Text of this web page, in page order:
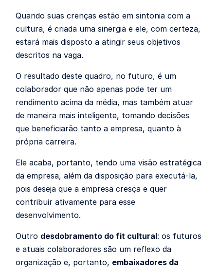
Quando suas crenças estão em sintonia com a
cultura, é criada uma sinergia e ele, com certeza,
estará mais disposto a atingir seus objetivos
descritos na vaga.
O resultado deste quadro, no futuro, é um
colaborador que não apenas pode ter um
rendimento acima da média, mas também atuar
de maneira mais inteligente, tomando decisões
que beneficiarão tanto a empresa, quanto à
própria carreira.
Ele acaba, portanto, tendo uma visão estratégica
da empresa, além da disposição para executá-la,
pois deseja que a empresa cresça e quer
contribuir ativamente para esse
desenvolvimento.
Outro desdobramento do fit cultural: os futuros
e atuais colaboradores são um reflexo da
organização e, portanto, embaixadores da